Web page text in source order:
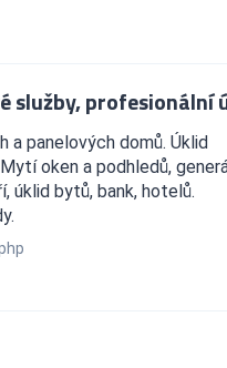
služby, profesionální
a panelových domů. Úklid
oken a podhledů,
úklid bytů, bank, hotelů.